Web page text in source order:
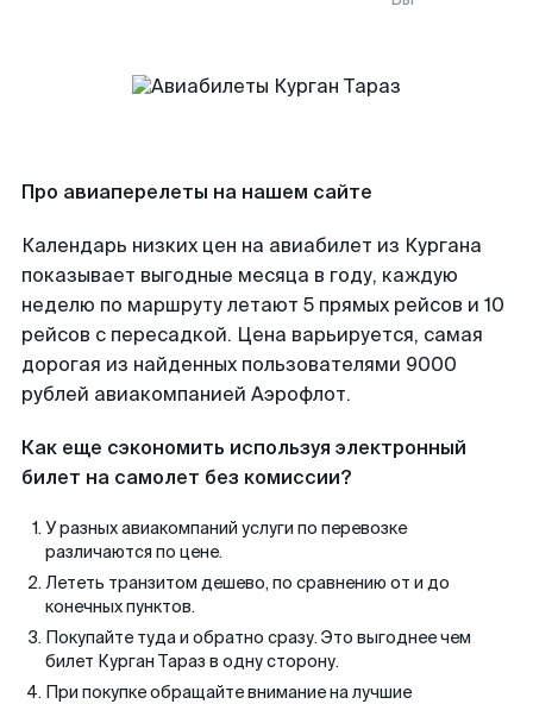
Про авиаперелеты на нашем сайте
Календарь низких цен на авиабилет из Кургана
показывает выгодные месяца в году, каждую
неделю по маршруту летают 5 прямых рейсов и 10
рейсов с пересадкой. Цена варьируется, самая
дорогая из найденных пользователями 9000
рублей авиакомпанией Аэрофлот.
Как еще сэкономить используя электронный
билет на самолет без комиссии?
У разных авиакомпаний услуги по перевозке
различаются по цене.
Лететь транзитом дешево, по сравнению от и до
конечных пунктов.
Покупайте туда и обратно сразу. Это выгоднее чем
билет Курган Тараз в одну сторону.
При покупке обращайте внимание на лучшие